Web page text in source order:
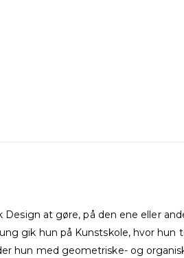
at gøre, på den ene eller
gik hun på Kunstskole, hvor hun
hun med geometriske- og